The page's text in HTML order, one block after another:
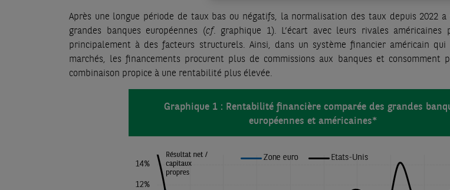
Après une longue période de taux bas ou négatifs, la normalisation des taux depuis 2022
grandes banques européennes (cf. graphique 1). L’écart avec leurs rivales
principalement à des facteurs structurels. Ainsi, dans un système financier américain
marchés, les financements procurent plus de commissions aux banques et consomment
combinaison propice à une rentabilité plus élevée.
Graphique 1 : Rentabilité financière comparée des grandes
européennes et américaines*